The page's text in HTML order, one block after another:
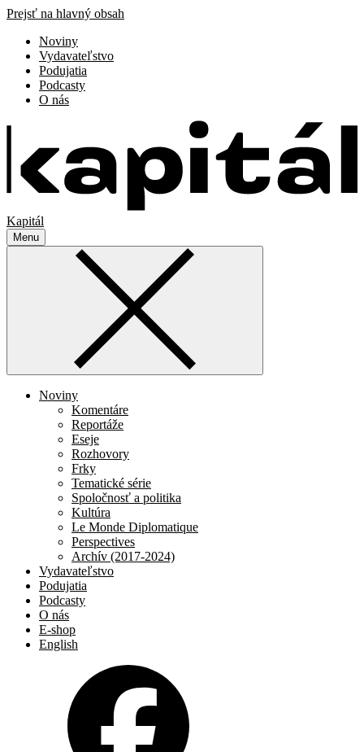
Prejsť na hlavný obsah
Noviny
Vydavateľstvo
Podujatia
Podcasty
O nás
Kapitál
Menu
Noviny
Komentáre
Reportáže
Eseje
Rozhovory
Frky
Tematické série
Spoločnosť a politika
Kultúra
Le Monde Diplomatique
Perspectives
Archív (2017-2024)
Vydavateľstvo
Podujatia
Podcasty
O nás
E-shop
English